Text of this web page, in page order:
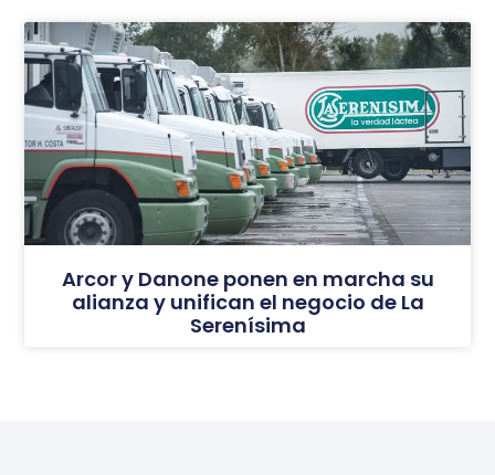
Arcor y Danone ponen en marcha su
alianza y unifican el negocio de La
Serenísima